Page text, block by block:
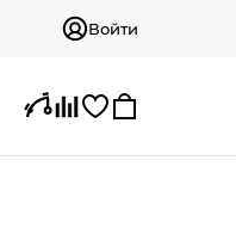
Войти